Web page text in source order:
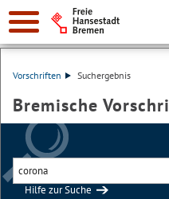
Vorschriften Suchergebnis
Bremische
Hilfe zur Suche